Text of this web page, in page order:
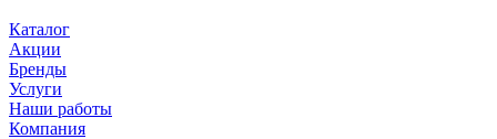
Каталог
Акции
Бренды
Услуги
Наши работы
Компания